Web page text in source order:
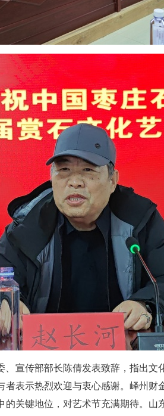
、宣传部部长陈倩发表致辞，指出
者表示热烈欢迎与衷心感谢。峄州
的关键地位，对艺术节充满期待。